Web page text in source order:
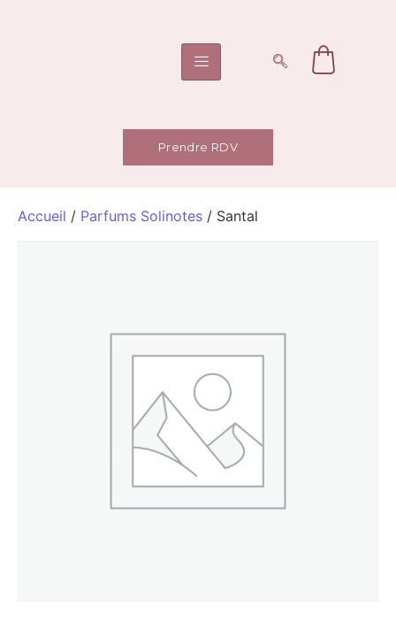
Prendre RDV
Accueil / Parfums Solinotes / Santal